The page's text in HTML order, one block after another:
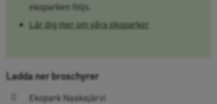
ekoparken följs.
Lär dig mer om våra ekoparker
Ladda ner broschyrer
Ekopark Naakajärvi